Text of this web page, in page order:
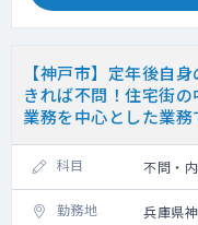
【神戸市】定年後自
きれば不問！住宅街
業務を中心とした業務
科目 不問・
勤務地 兵庫県